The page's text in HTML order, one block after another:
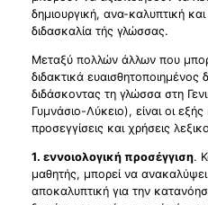
δημιουργική, ανα-καλυπτική
διδασκαλία τής γλώσσας.
Μεταξύ πολλών άλλων που
διδακτικά
διδάσκοντας τη γλώσσα στη
Γυμνάσιο-Λύκειο), είναι οι
προσεγγίσεις και χρήσεις
1. εννοιολογική προσέγγιση.
μαθητής, μπορεί να
αποκαλυπτική για την